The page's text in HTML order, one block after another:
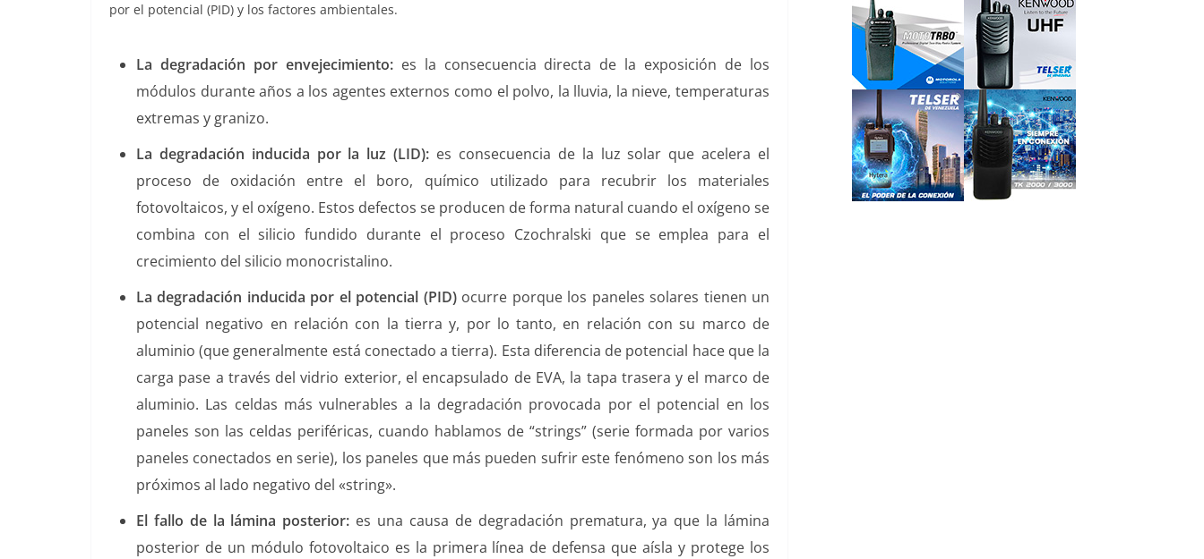
por el potencial (PID) y los factores ambientales.
La degradación por envejecimiento:es la consecuencia directa de la exposición de los
módulos durante años a los agentes externos como el polvo, la lluvia, la nieve, temperaturas
extremas y granizo.
La degradación inducida por la luz (LID): es consecuencia de la luz solar que acelera el
proceso de oxidación entre el boro, químico utilizado para recubrir los materiales
fotovoltaicos, y el oxígeno. Estos defectos se producen de forma natural cuando el oxígeno se
combina con el silicio fundido durante el proceso Czochralski que se emplea para el
crecimiento del silicio monocristalino.
La degradación inducida por el potencial (PID)ocurre porque los paneles solares tienen un
potencial negativo en relación con la tierra y, por lo tanto, en relación con su marco de
aluminio (que generalmente está conectado a tierra). Esta diferencia de potencial hace que la
carga pase a través del vidrio exterior, el encapsulado de EVA, la tapa trasera y el marco de
aluminio. Las celdas más vulnerables a la degradación provocada por el potencial en los
paneles son las celdas periféricas, cuando hablamos de “strings” (serie formada por varios
paneles conectados en serie), los paneles que más pueden sufrir este fenómeno son los más
próximos al lado negativo del «string».
El fallo de la lámina posterior: es una causa de degradación prematura, ya que la lámina
posterior de un módulo fotovoltaico es la primera línea de defensa que aísla y protege los